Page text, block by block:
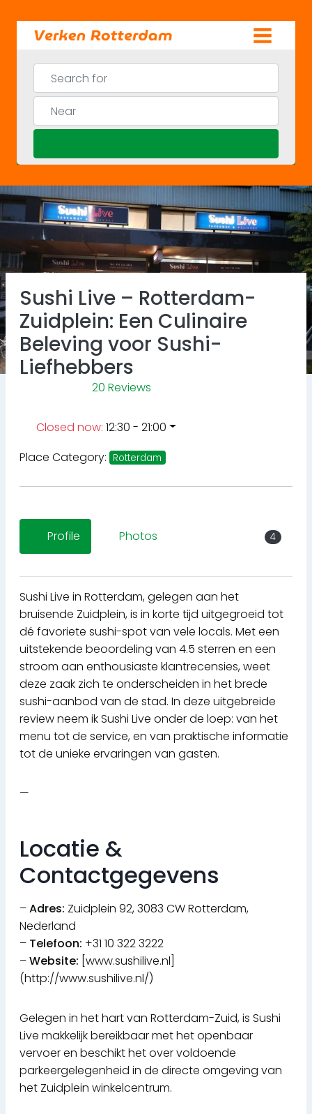
content
Search for
Near
Previous
Sushi Live – Rotterdam-
Zuidplein: Een Culinaire
Beleving voor Sushi-
Liefhebbers
20 Reviews
Closed now: 12:30 - 21:00
Place Category: Rotterdam
Profile Photos 4
Sushi Live in Rotterdam, gelegen aan het
bruisende Zuidplein, is in korte tijd uitgegroeid tot
dé favoriete sushi-spot van vele locals. Met een
uitstekende beoordeling van 4.5 sterren en een
stroom aan enthousiaste klantrecensies, weet
deze zaak zich te onderscheiden in het brede
sushi-aanbod van de stad. In deze uitgebreide
review neem ik Sushi Live onder de loep: van het
menu tot de service, en van praktische informatie
tot de unieke ervaringen van gasten.
—
Locatie &
Contactgegevens
–Adres: Zuidplein 92, 3083 CW Rotterdam,
Nederland
– Telefoon: +31 10 322 3222
–Website: [www.sushilive.nl]
(http://www.sushilive.nl/)
Gelegen in het hart van Rotterdam-Zuid, is Sushi
Live makkelijk bereikbaar met het openbaar
vervoer en beschikt het over voldoende
parkeergelegenheid in de directe omgeving van
het Zuidplein winkelcentrum.